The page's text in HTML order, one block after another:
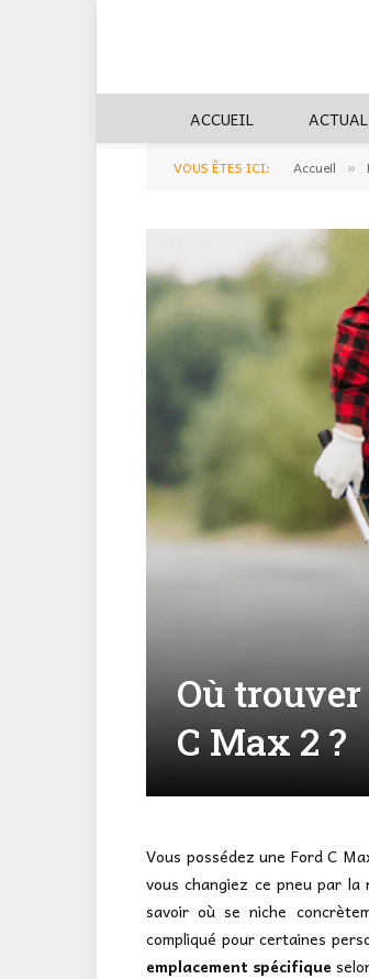
ACCUEIL
VOUS ÊTES ICI: Accueil »
Où
C Max 2 ?
Vous possédez une Ford C
vous changiez ce pneu par la
savoir où se niche
compliqué pour certaines
emplacement spécifique